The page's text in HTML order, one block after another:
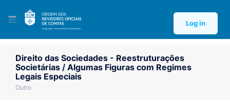
Log in
Direito das Sociedades - Reestruturações
Societárias / Algumas Figuras com Regimes
Legais Especiais
Outro